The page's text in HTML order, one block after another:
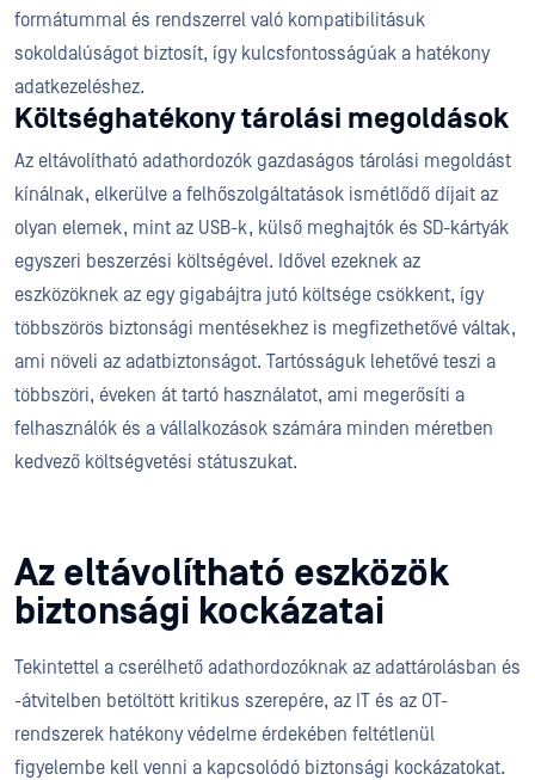
formátummal és rendszerrel való kompatibilitásuk
sokoldalúságot biztosít, így kulcsfontosságúak a hatékony
adatkezeléshez.
Költséghatékony tárolási megoldások
Az eltávolítható adathordozók gazdaságos tárolási megoldást
kínálnak, elkerülve a felhőszolgáltatások ismétlődő díjait az
olyan elemek, mint az USB-k, külső meghajtók és SD-kártyák
egyszeri beszerzési költségével. Idővel ezeknek az
eszközöknek az egy gigabájtra jutó költsége csökkent, így
többszörös biztonsági mentésekhez is megfizethetővé váltak,
ami növeli az adatbiztonságot. Tartósságuk lehetővé teszi a
többszöri, éveken át tartó használatot, ami megerősíti a
felhasználók és a vállalkozások számára minden méretben
kedvező költségvetési státuszukat.
Az eltávolítható eszközök
biztonsági kockázatai
Tekintettel a cserélhető adathordozóknak az adattárolásban és
-átvitelben betöltött kritikus szerepére, az IT és az OT-
rendszerek hatékony védelme érdekében feltétlenül
figyelembe kell venni a kapcsolódó biztonsági kockázatokat.